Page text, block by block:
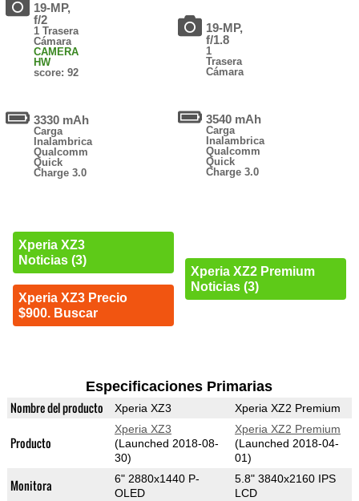
19-MP,
f/2
1 Trasera
Cámara
CAMERA
HW
score: 92
3330 mAh
Carga
Inalambrica
Qualcomm
Quick
Charge 3.0
Xperia XZ3
Noticias (3)
Xperia XZ3 Precio
$900. Buscar
19-MP,
f/1.8
1
Trasera
Cámara
3540 mAh
Carga
Inalambrica
Qualcomm
Quick
Charge 3.0
Xperia XZ2 Premium
Noticias (3)
Especificaciones Primarias
Nombre del producto Xperia XZ3 Xperia XZ2 Premium
Producto
Xperia XZ3
(Launched 2018-08-
30)
Xperia XZ2 Premium
(Launched 2018-04-
01)
Monitora
6" 2880x1440 P-
OLED
5.8" 3840x2160 IPS
LCD